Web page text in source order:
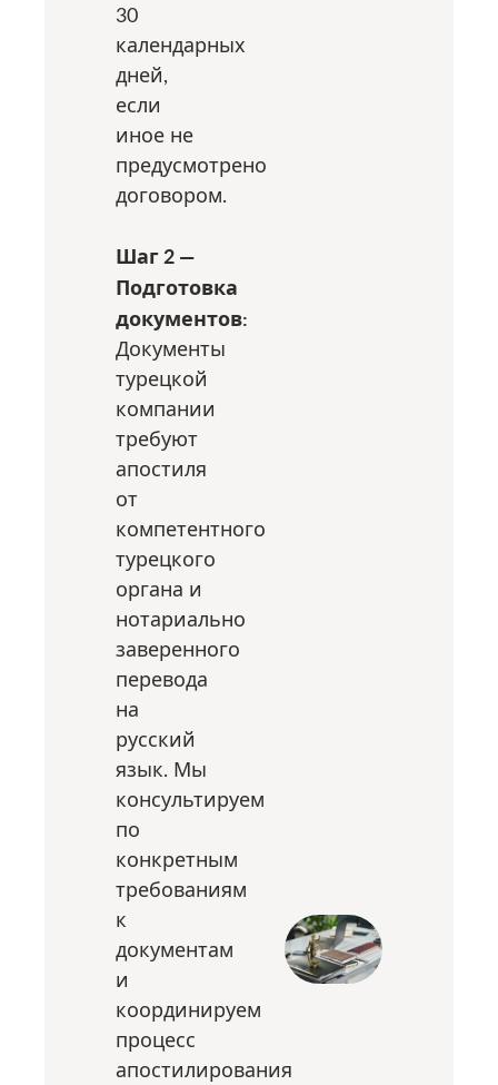
30
календарных
дней,
если
иное не
предусмотрено
договором.
Шаг 2 —
Подготовка
документов:
Документы
турецкой
компании
требуют
апостиля
от
компетентного
турецкого
органа и
нотариально
заверенного
перевода
на
русский
язык. Мы
консультируем
по
конкретным
требованиям
к
документам
и
координируем
процесс
апостилирования